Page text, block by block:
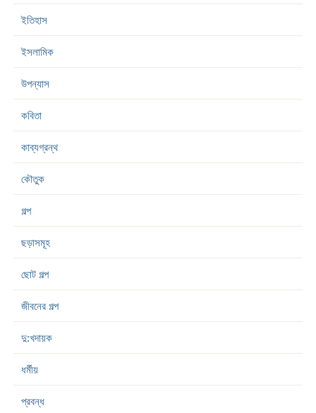
ইতিহাস
ইসলামিক
উপন্যাস
কবিতা
কাব্যগ্রন্থ
কৌতুক
গল্প
ছড়াসমূহ
ছোট গল্প
জীবনের গল্প
দু:খদায়ক
ধর্মীয়
প্রবন্ধ